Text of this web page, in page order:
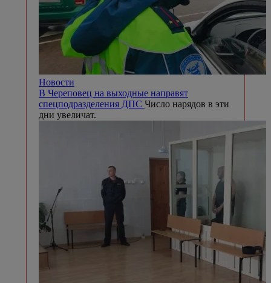
Новости
В Череповец на выходные направят
спецподразделения ДПС Число нарядов в эти
дни увеличат.